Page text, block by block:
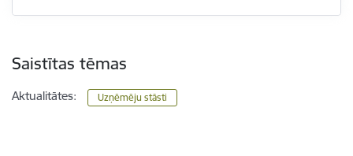
Saistītas tēmas
Aktualitātes: Uzņēmēju stāsti